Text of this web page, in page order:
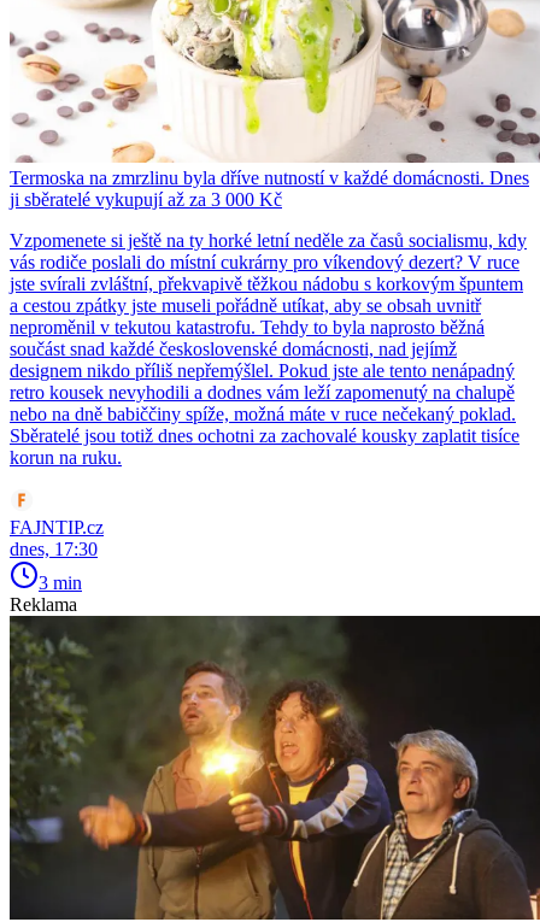
Termoska na zmrzlinu byla dříve nutností v každé domácnosti. Dnes
ji sběratelé vykupují až za 3 000 Kč
Vzpomenete si ještě na ty horké letní neděle za časů socialismu, kdy
vás rodiče poslali do místní cukrárny pro víkendový dezert? V ruce
jste svírali zvláštní, překvapivě těžkou nádobu s korkovým špuntem
a cestou zpátky jste museli pořádně utíkat, aby se obsah uvnitř
neproměnil v tekutou katastrofu. Tehdy to byla naprosto běžná
součást snad každé československé domácnosti, nad jejímž
designem nikdo příliš nepřemýšlel. Pokud jste ale tento nenápadný
retro kousek nevyhodili a dodnes vám leží zapomenutý na chalupě
nebo na dně babiččiny spíže, možná máte v ruce nečekaný poklad.
Sběratelé jsou totiž dnes ochotni za zachovalé kousky zaplatit tisíce
korun na ruku.
FAJNTIP.cz
dnes, 17:30
3 min
Reklama